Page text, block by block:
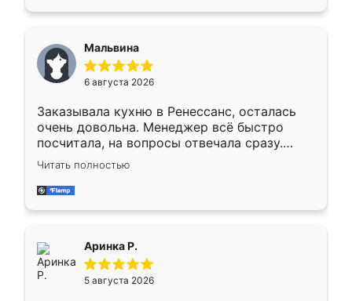
меньше, здесь же он более разнообразный.
Мне нравится ,если что-то потребуется из
мебели буду заказывать только здесь.
Мальвина
6 августа 2026
Заказывала кухню в Ренессанс, осталась
очень довольна. Менеджер всё быстро
посчитала, на вопросы отвечала сразу.
Замерщик приехал в субботу, подошёл к
делу со всей ответственностью. Собрали
за день, ребята работали аккуратно, даже
Читать полностью
Аринка Р.
5 августа 2026